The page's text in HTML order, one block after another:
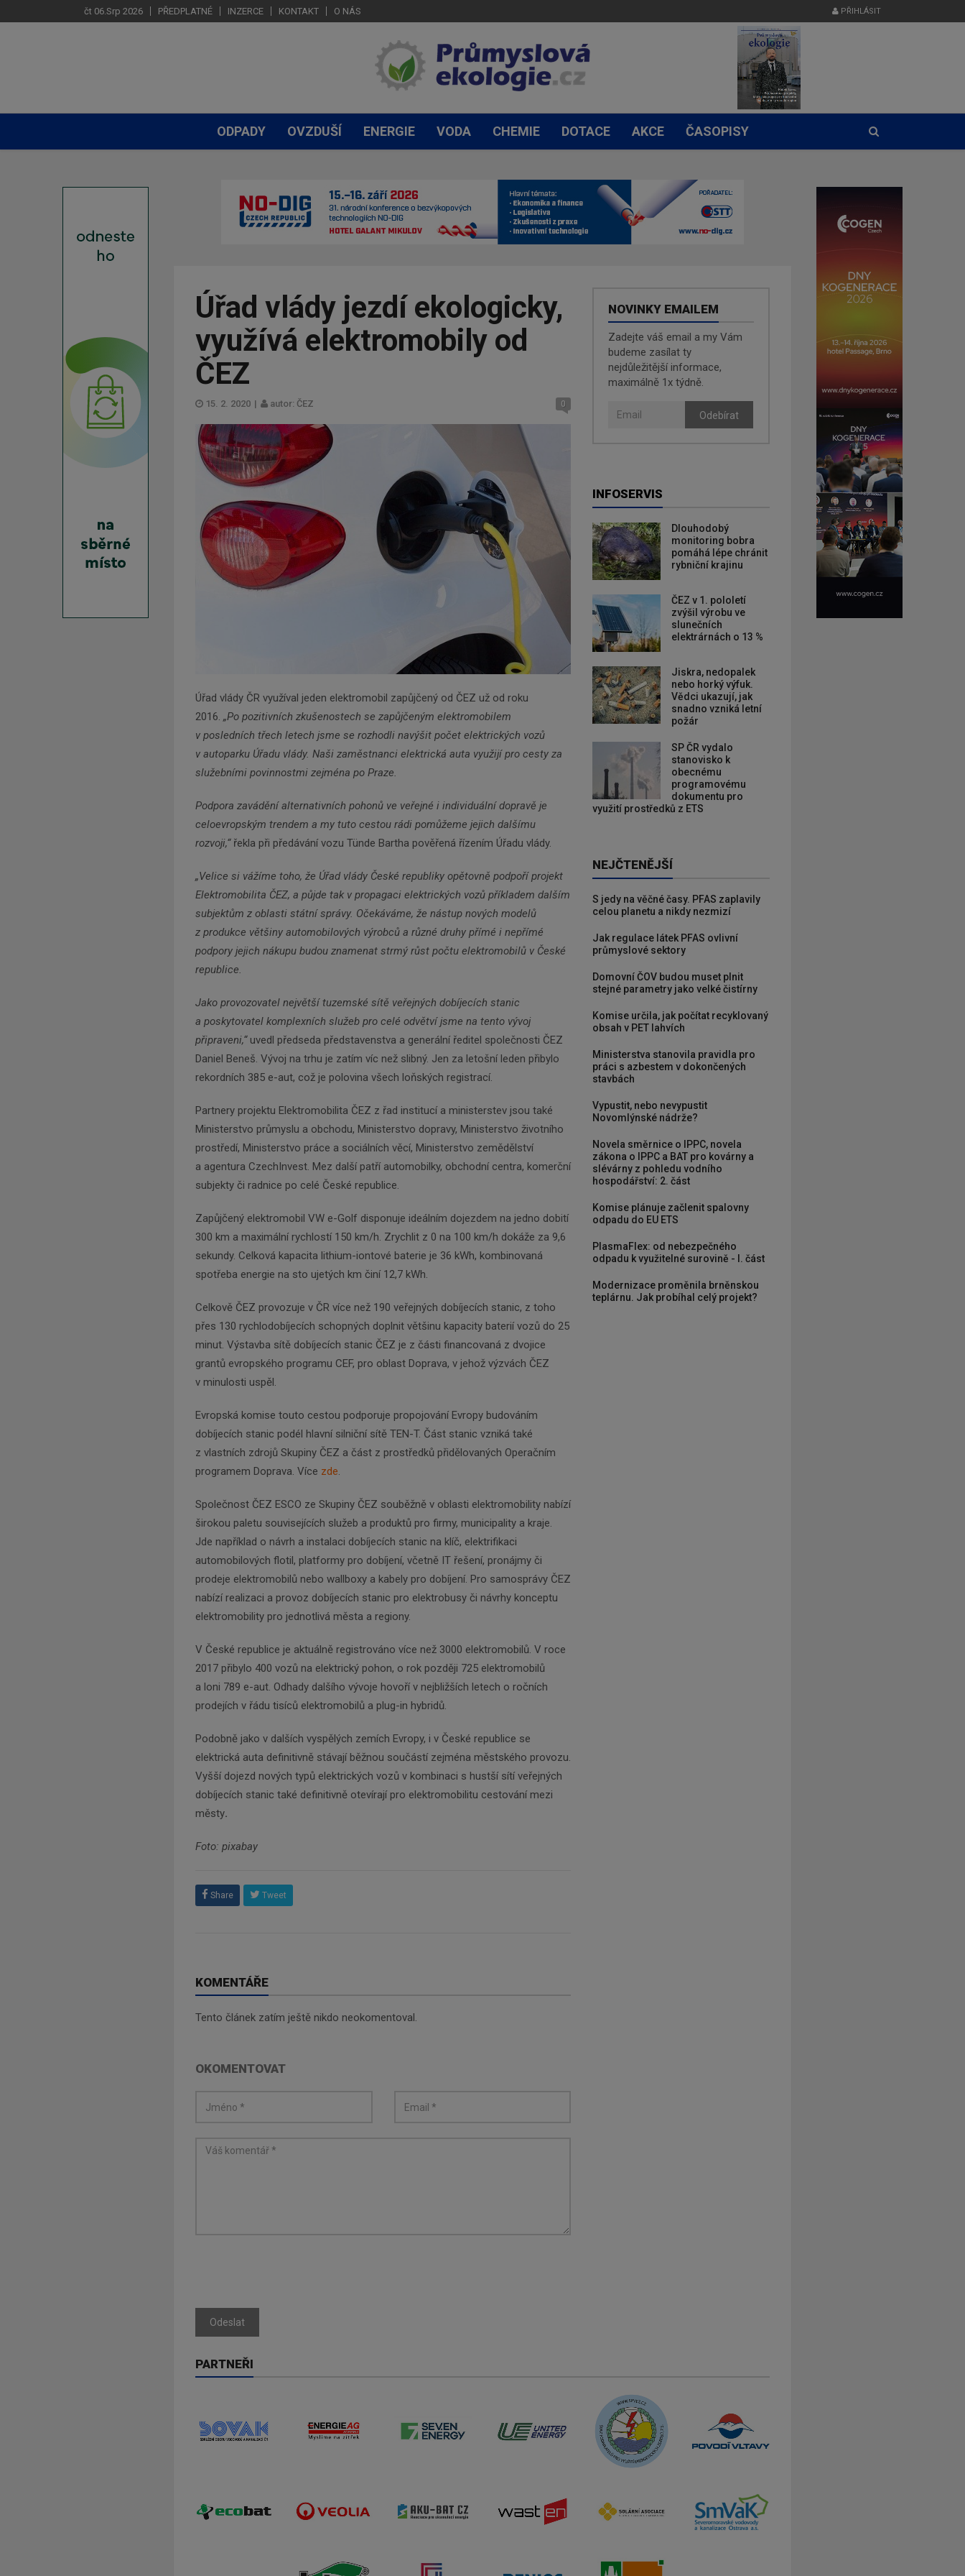
čt 06.Srp 2026 PŘEDPLATNÉ INZERCE KONTAKT O NÁS PŘIHLÁSIT
ODPADY OVZDUŠÍ ENERGIE VODA CHEMIE DOTACE AKCE ČASOPISY
Úřad vlády jezdí ekologicky,
využívá elektromobily od
ČEZ
15. 2. 2020 | autor: ČEZ 0
Úřad vlády ČR využíval jeden elektromobil zapůjčený od ČEZ už od roku
2016. „Po pozitivních zkušenostech se zapůjčeným elektromobilem
v posledních třech letech jsme se rozhodli navýšit počet elektrických vozů
v autoparku Úřadu vlády. Naši zaměstnanci elektrická auta využijí pro cesty za
služebními povinnostmi zejména po Praze.
Podpora zavádění alternativních pohonů ve veřejné i individuální dopravě je
celoevropským trendem a my tuto cestou rádi pomůžeme jejich dalšímu
rozvoji,“řekla při předávání vozu Tünde Bartha pověřená řízením Úřadu vlády.
„Velice si vážíme toho, že Úřad vlády České republiky opětovně podpoří projekt
Elektromobilita ČEZ, a půjde tak v propagaci elektrických vozů příkladem dalším
subjektům z oblasti státní správy. Očekáváme, že nástup nových modelů
z produkce většiny automobilových výrobců a různé druhy přímé i nepřímé
podpory jejich nákupu budou znamenat strmý růst počtu elektromobilů v České
republice.
Jako provozovatel největší tuzemské sítě veřejných dobíjecích stanic
a poskytovatel komplexních služeb pro celé odvětví jsme na tento vývoj
připraveni,“ uvedl předseda představenstva a generální ředitel společnosti ČEZ
Daniel Beneš. Vývoj na trhu je zatím víc než slibný. Jen za letošní leden přibylo
rekordních 385 e-aut, což je polovina všech loňských registrací.
Partnery projektu Elektromobilita ČEZ z řad institucí a ministerstev jsou také
Ministerstvo průmyslu a obchodu, Ministerstvo dopravy, Ministerstvo životního
prostředí, Ministerstvo práce a sociálních věcí, Ministerstvo zemědělství
a agentura CzechInvest. Mez další patří automobilky, obchodní centra, komerční
subjekty či radnice po celé České republice.
Zapůjčený elektromobil VW e-Golf disponuje ideálním dojezdem na jedno dobití
300 km a maximální rychlostí 150 km/h. Zrychlit z 0 na 100 km/h dokáže za 9,6
sekundy. Celková kapacita lithium-iontové baterie je 36 kWh, kombinovaná
spotřeba energie na sto ujetých km činí 12,7 kWh.
Celkově ČEZ provozuje v ČR více než 190 veřejných dobíjecích stanic, z toho
přes 130 rychlodobíjecích schopných doplnit většinu kapacity baterií vozů do 25
minut. Výstavba sítě dobíjecích stanic ČEZ je z části financovaná z dvojice
grantů evropského programu CEF, pro oblast Doprava, v jehož výzvách ČEZ
v minulosti uspěl.
Evropská komise touto cestou podporuje propojování Evropy budováním
dobíjecích stanic podél hlavní silniční sítě TEN-T. Část stanic vzniká také
z vlastních zdrojů Skupiny ČEZ a část z prostředků přidělovaných Operačním
programem Doprava. Více zde.
Společnost ČEZ ESCO ze Skupiny ČEZ souběžně v oblasti elektromobility nabízí
širokou paletu souvisejících služeb a produktů pro firmy, municipality a kraje.
Jde například o návrh a instalaci dobíjecích stanic na klíč, elektrifikaci
automobilových flotil, platformy pro dobíjení, včetně IT řešení, pronájmy či
prodeje elektromobilů nebo wallboxy a kabely pro dobíjení. Pro samosprávy ČEZ
nabízí realizaci a provoz dobíjecích stanic pro elektrobusy či návrhy konceptu
elektromobility pro jednotlivá města a regiony.
V České republice je aktuálně registrováno více než 3000 elektromobilů. V roce
2017 přibylo 400 vozů na elektrický pohon, o rok později 725 elektromobilů
a loni 789 e-aut. Odhady dalšího vývoje hovoří v nejbližších letech o ročních
prodejích v řádu tisíců elektromobilů a plug-in hybridů.
Podobně jako v dalších vyspělých zemích Evropy, i v České republice se
elektrická auta definitivně stávají běžnou součástí zejména městského provozu.
Vyšší dojezd nových typů elektrických vozů v kombinaci s hustší sítí veřejných
dobíjecích stanic také definitivně otevírají pro elektromobilitu cestování mezi
městy.
Foto: pixabay
Share Tweet
KOMENTÁŘE
Tento článek zatím ještě nikdo neokomentoval.
OKOMENTOVAT
Odeslat
NOVINKY EMAILEM
Zadejte váš email a my Vám
budeme zasílat ty
nejdůležitější informace,
maximálně 1x týdně.
Odebírat
INFOSERVIS
Dlouhodobý
monitoring bobra
pomáhá lépe chránit
rybniční krajinu
ČEZ v 1. pololetí
zvýšil výrobu ve
slunečních
elektrárnách o 13 %
Jiskra, nedopalek
nebo horký výfuk.
Vědci ukazují, jak
snadno vzniká letní
požár
SP ČR vydalo
stanovisko k
obecnému
programovému
dokumentu pro
využití prostředků z ETS
NEJČTENĚJŠÍ
S jedy na věčné časy. PFAS zaplavily
celou planetu a nikdy nezmizí
Jak regulace látek PFAS ovlivní
průmyslové sektory
Domovní ČOV budou muset plnit
stejné parametry jako velké čistírny
Komise určila, jak počítat recyklovaný
obsah v PET lahvích
Ministerstva stanovila pravidla pro
práci s azbestem v dokončených
stavbách
Vypustit, nebo nevypustit
Novomlýnské nádrže?
Novela směrnice o IPPC, novela
zákona o IPPC a BAT pro kovárny a
slévárny z pohledu vodního
hospodářství: 2. část
Komise plánuje začlenit spalovny
odpadu do EU ETS
PlasmaFlex: od nebezpečného
odpadu k využitelné surovině - I. část
Modernizace proměnila brněnskou
teplárnu. Jak probíhal celý projekt?
PARTNEŘI
Newsletter
Zadejte váš email a my Vám budeme zasílat ty
nejdůležitější informace, maximálně 1x týdně.